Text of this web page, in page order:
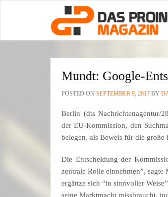
Mundt: Google-
POSTED ON SEPTEMBER 9, 2017 BY
Berlin (dts Nachrichtenagentur/
der EU-Kommission, den
belegen, als Beweis für die
Die Entscheidung der
zentrale Rolle einnehmen”,
ergänze sich “in sinnvoller
seine Marktmacht missbraucht,